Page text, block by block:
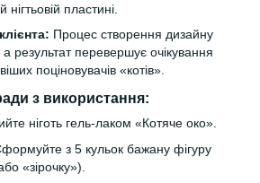
нігтьовій пластині.
Процес створення дизайну
а результат перевершує очікування
поціновувачів «котів».
з використання:
ніготь гель-лаком «Котяче око».
з 5 кульок бажану фігуру
«зірочку»).